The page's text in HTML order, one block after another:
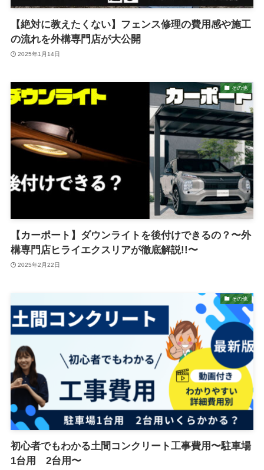
【絶対に教えたくない】フェンス修理の費用感や施工
の流れを外構専門店が大公開
2025年1月14日
その他
【カーポート】ダウンライトを後付けできるの？〜外
構専門店ヒライエクスリアが徹底解説!!〜
2025年2月22日
その他
初心者でもわかる土間コンクリート工事費用〜駐車場
1台用 2台用〜